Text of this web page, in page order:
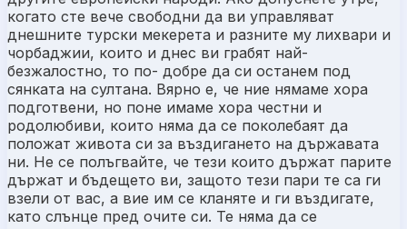
когато сте вече свободни да ви управляват
днешните турски мекерета и разните му лихвари и
чорбаджии, които и днес ви грабят най-
безжалостно, то по- добре да си останем под
сянката на султана. Вярно е, че ние нямаме хора
подготвени, но поне имаме хора честни и
родолюбиви, които няма да се поколебаят да
положат живота си за въздигането на държавата
ни. Не се полъгвайте, че тези които държат парите
държат и бъдещето ви, защото тези пари те са ги
взели от вас, а вие им се кланяте и ги въздигате,
като слънце пред очите си. Те няма да се